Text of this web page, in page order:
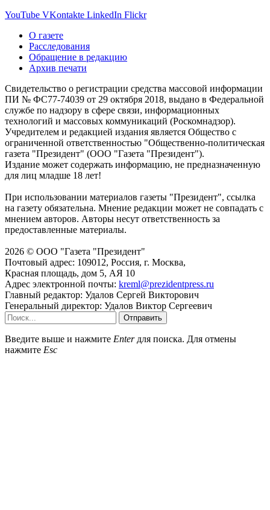
YouTube VKontakte LinkedIn Flickr
О газете
Расследования
Обращение в редакцию
Архив печати
Свидетельство о регистрации средства массовой информации
ПИ № ФС77-74039 от 29 октября 2018, выдано в Федеральной
службе по надзору в сфере связи, информационных
технологий и массовых коммуникаций (Роскомнадзор).
Учредителем и редакцией издания является Общество с
ограниченной ответственностью "Общественно-политическая
газета "Президент" (ООО "Газета "Президент").
Издание может содержать информацию, не предназначенную
для лиц младше 18 лет!
При использовании материалов газеты "Президент", ссылка
на газету обязательна. Мнение редакции может не совпадать с
мнением авторов. Авторы несут ответственность за
предоставленные материалы.
2026 © ООО "Газета "Президент"
Почтовый адрес: 109012, Россия, г. Москва,
Красная площадь, дом 5, АЯ 10
Адрес электронной почты: kreml@prezidentpress.ru
Главный редактор: Удалов Сергей Викторович
Генеральный директор: Удалов Виктор Сергеевич
Отправить
Введите выше и нажмите Enterдля поиска. Для отмены
нажмите Esc